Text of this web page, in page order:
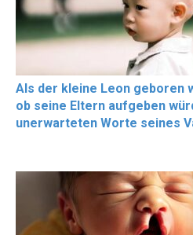
Als der kleine Leon geboren
ob seine Eltern aufgeben
unerwarteten Worte seines